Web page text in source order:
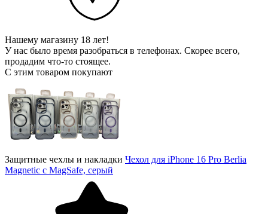
Нашему магазину 18 лет!
У нас было время разобраться в телефонах. Скорее всего,
продадим что-то стоящее.
С этим товаром покупают
Защитные чехлы и накладки Чехол для iPhone 16 Pro Berlia
Magnetic с MagSafe, серый